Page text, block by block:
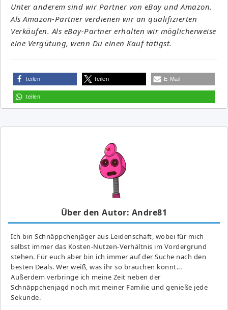
Unter anderem sind wir Partner von eBay und Amazon.
Als Amazon-Partner verdienen wir an qualifizierten
Verkäufen. Als eBay-Partner erhalten wir möglicherweise
eine Vergütung, wenn Du einen Kauf tätigst.
teilen teilen E-Mail
teilen
Über den Autor: Andre81
Ich bin Schnäppchenjäger aus Leidenschaft, wobei für mich
selbst immer das Kosten-Nutzen-Verhältnis im Vordergrund
stehen. Für euch aber bin ich immer auf der Suche nach den
besten Deals. Wer weiß, was ihr so brauchen könnt...
Außerdem verbringe ich meine Zeit neben der
Schnäppchenjagd noch mit meiner Familie und genieße jede
Sekunde.